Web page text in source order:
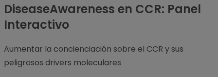
DiseaseAwareness en CCR: Panel
Interactivo
Aumentar la concienciación sobre el CCR y sus
peligrosos drivers moleculares